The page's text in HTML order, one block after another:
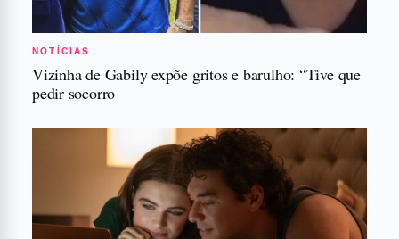
NOTÍCIAS
Vizinha de Gabily expõe gritos e barulho: “Tive que
pedir socorro